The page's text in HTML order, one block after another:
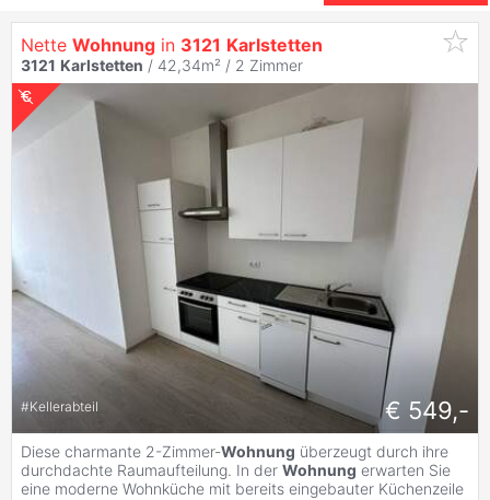
Nette Wohnung in 3121 Karlstetten
3121 Karlstetten / 42,34m² / 2 Zimmer
#Kellerabteil € 549,-
Diese charmante 2-Zimmer-Wohnung überzeugt durch ihre
durchdachte Raumaufteilung. In der Wohnung erwarten Sie
eine moderne Wohnküche mit bereits eingebauter Küchenzeile